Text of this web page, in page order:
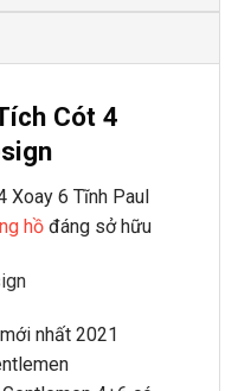
Cót 4
Xoay 6 Tĩnh Paul
hồ đáng sở hữu
nhất 2021